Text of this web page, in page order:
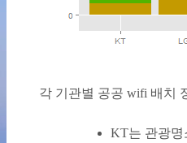
각 기관별 공공 wifi 배치
KT는 관광명